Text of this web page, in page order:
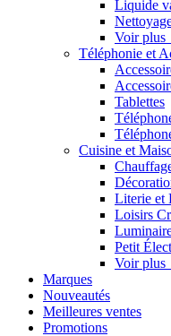
Liquide
Voir plus
Téléphonie et
Tablettes
Cuisine et
Literie et
Loisirs
Petit
Voir plus
Marques
Nouveautés
Meilleures ventes
Promotions